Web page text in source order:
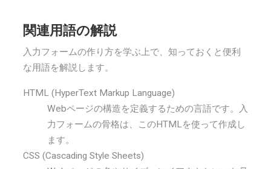
関連用語の解説
入力フォームの作り方を学ぶ上で、知っておくと便利
な用語を解説します。
HTML (HyperText Markup Language)
Webページの構造を定義するための言語です。入
力フォームの骨格は、このHTMLを使って作成し
ます。
CSS (Cascading Style Sheets)